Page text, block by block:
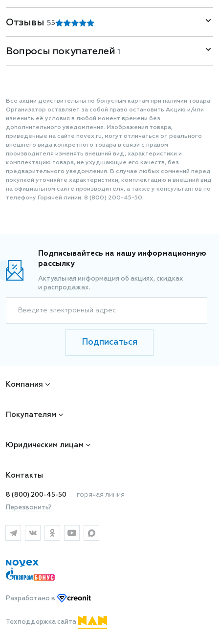
Отзывы 55
Вопросы покупателей 1
Все акции действительны по бонусным картам при наличии товара.
Организатор оставляет за собой право остановить Акцию и/или
изменить её условия в любой момент времени без
дополнительного уведомления. Изображения товара,
приведенные на сайте novex.ru, могут отличаться от реального
внешнего вида конкретного товара в связи с правом
производителя изменять внешний вид, характеристики и
комплектацию товара, не ухудшающие его качеств, без
предварительного уведомления. В случае любых сомнений перед
покупкой уточняйте характеристики, комплектацию и внешний вид
на официальном сайте производителя, а также у консультантов по
телефону Горячей линии: 8 (800) 200-45-50.
Подписывайтесь на нашу информационную
рассылку
Актуальная информация об акциях, скидках
и распродажах.
Введите электронный адрес
Подписаться
Компания
Покупателям
Юридическим лицам
Контакты
8 (800) 200-45-50 — горячая линия
Перезвонить?
Разработано в
Техподдержка сайта